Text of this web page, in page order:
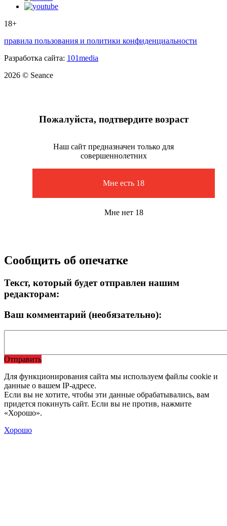
18+
правила пользования и политики конфиденциальности
Разработка сайта: 101media
2026 © Seance
Пожалуйста, подтвердите возраст
Наш сайт предназначен только для
совершеннолетних
Мне есть 18
Мне нет 18
Сообщить об опечатке
Текст, который будет отправлен нашим
редакторам:
Ваш комментарий (необязательно):
Отправить
Для функционирования сайта мы используем файлы cookie и
данные о вашем IP-адресе.
Если вы не хотите, чтобы эти данные обрабатывались, вам
придется покинуть сайт. Если вы не против, нажмите
«Хорошо».
Хорошо